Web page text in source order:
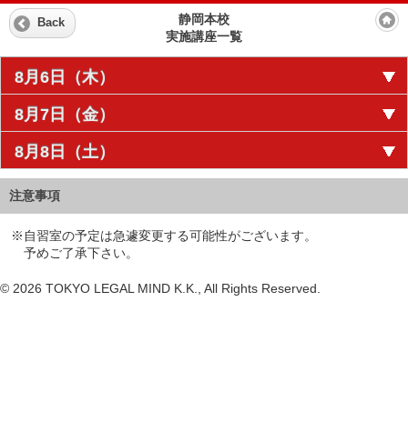
Back
静岡本校
実施講座一覧
8月6日（木）
8月7日（金）
8月8日（土）
注意事項
※自習室の予定は急遽変更する可能性がございます。
予めご了承下さい。
© 2026 TOKYO LEGAL MIND K.K., All Rights Reserved.